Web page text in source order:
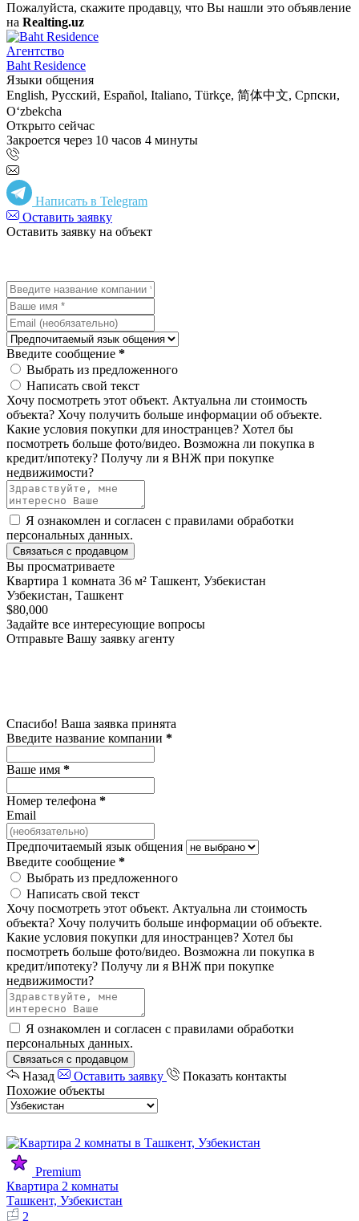
Пожалуйста, скажите продавцу, что Вы нашли это объявление
на Realting.uz
Агентство
Baht Residence
Языки общения
English, Русский, Español, Italiano, Türkçe, 简体中文, Српски,
Oʻzbekcha
Открыто сейчас
Закроется через 10 часов 4 минуты
Написать в Telegram
Оставить заявку
Оставить заявку на объект
Введите сообщение *
Выбрать из предложенного
Написать свой текст
Хочу посмотреть этот объект. Актуальна ли стоимость
объекта? Хочу получить больше информации об объекте.
Какие условия покупки для иностранцев? Хотел бы
посмотреть больше фото/видео. Возможна ли покупка в
кредит/ипотеку? Получу ли я ВНЖ при покупке
недвижимости?
Я ознакомлен и согласен с правилами обработки
персональных данных.
Связаться с продавцом
Вы просматриваете
Квартира 1 комната 36 м² Ташкент, Узбекистан
Узбекистан, Ташкент
$80,000
Задайте все интересующие вопросы
Отправьте Вашу заявку агенту
Спасибо! Ваша заявка принята
Введите название компании *
Ваше имя *
Номер телефона *
Email
Предпочитаемый язык общения
Введите сообщение *
Выбрать из предложенного
Написать свой текст
Хочу посмотреть этот объект. Актуальна ли стоимость
объекта? Хочу получить больше информации об объекте.
Какие условия покупки для иностранцев? Хотел бы
посмотреть больше фото/видео. Возможна ли покупка в
кредит/ипотеку? Получу ли я ВНЖ при покупке
недвижимости?
Я ознакомлен и согласен с правилами обработки
персональных данных.
Связаться с продавцом
Назад Оставить заявку
Показать контакты
Похожие объекты
Premium
Квартира 2 комнаты
Ташкент, Узбекистан
2